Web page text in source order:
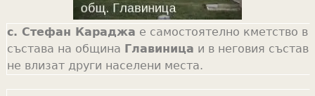
с. Стефан Караджа е самостоятелно кметство в
състава на община Главиница и в неговия състав
не влизат други населени места.